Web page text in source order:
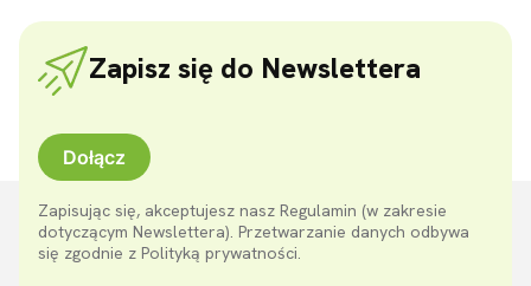
Zapisz się do Newslettera
Dołącz
Zapisując się, akceptujesz nasz Regulamin (w zakresie
dotyczącym Newslettera). Przetwarzanie danych odbywa
się zgodnie z Polityką prywatności.